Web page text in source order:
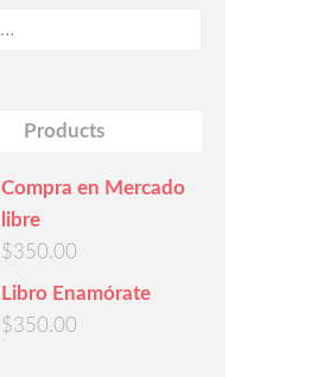
Products
Compra en Mercado
libre
$350.00
Libro Enamórate
$350.00